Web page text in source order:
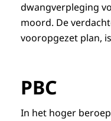
dwangverpleging
moord. De
vooropgezet plan,
PBC
In het hoger